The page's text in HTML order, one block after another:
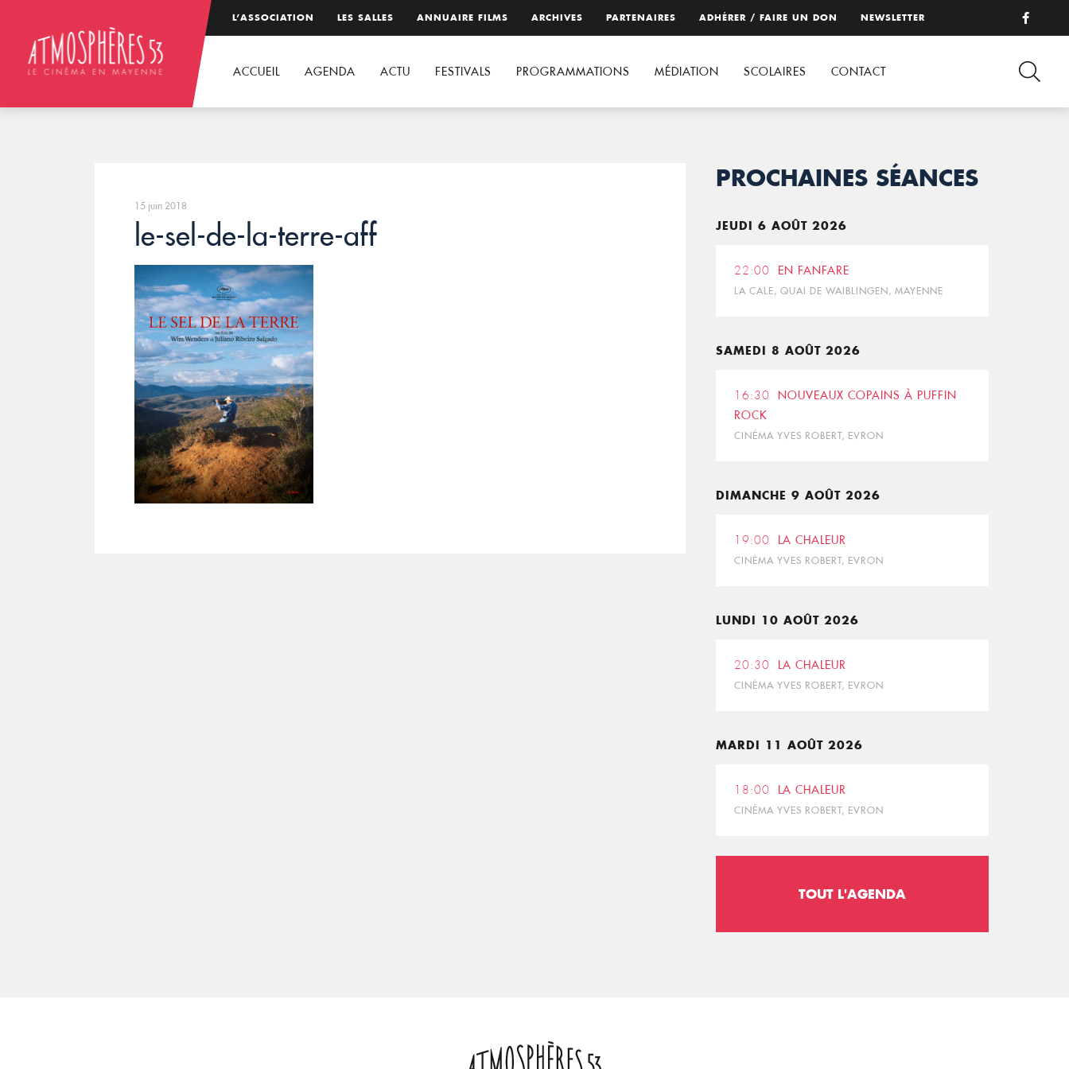
L’ASSOCIATION LES SALLES ANNUAIRE FILMS ARCHIVES PARTENAIRES ADHÉRER / FAIRE UN DON NEWSLETTER
ACCUEIL AGENDA ACTU FESTIVALS PROGRAMMATIONS MÉDIATION SCOLAIRES CONTACT
15 juin 2018
le-sel-de-la-terre-aff
PROCHAINES SÉANCES
JEUDI 6 AOÛT 2026
22:00 EN FANFARE
LA CALE, QUAI DE WAIBLINGEN, MAYENNE
SAMEDI 8 AOÛT 2026
16:30
NOUVEAUX COPAINS À PUFFIN
ROCK
CINÉMA YVES ROBERT, EVRON
DIMANCHE 9 AOÛT 2026
19:00 LA CHALEUR
CINÉMA YVES ROBERT, EVRON
LUNDI 10 AOÛT 2026
20:30 LA CHALEUR
CINÉMA YVES ROBERT, EVRON
MARDI 11 AOÛT 2026
18:00 LA CHALEUR
CINÉMA YVES ROBERT, EVRON
TOUT L'AGENDA